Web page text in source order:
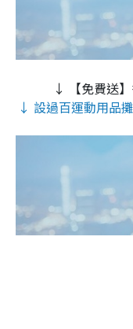
↓ 【免費送
↓ 設過百運動用品